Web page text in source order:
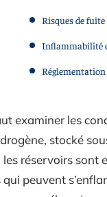
Risques de
Inflammabilité
examiner les
stocké
réservoirs sont
peuvent